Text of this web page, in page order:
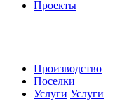
Проекты
Производство
Поселки
Услуги Услуги